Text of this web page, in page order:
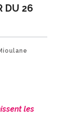
DU 26
les